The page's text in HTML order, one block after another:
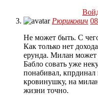
Рюрикович
Не может быть. С
Как только нет
ерунда. Милан может
Бабло совать уже
понабивал, кпрдинал
кровинушку, на
жизни точно.